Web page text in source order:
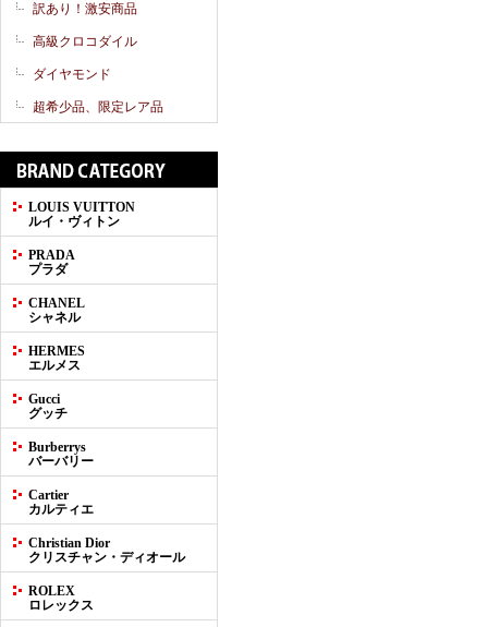
訳あり！激安商品
高級クロコダイル
ダイヤモンド
超希少品、限定レア品
LOUIS VUITTON
ルイ・ヴィトン
PRADA
プラダ
CHANEL
シャネル
HERMES
エルメス
Gucci
グッチ
Burberrys
バーバリー
Cartier
カルティエ
Christian Dior
クリスチャン・ディオール
ROLEX
ロレックス